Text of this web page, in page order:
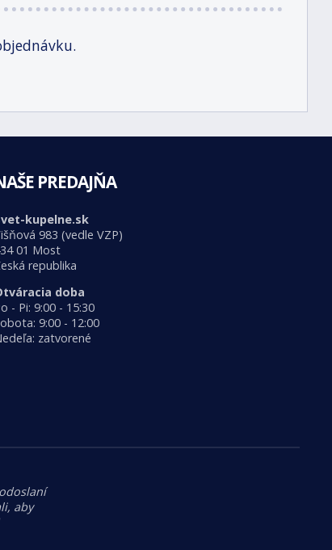
PREDAJŇA
kupelne.sk
983 (vedle VZP)
01 Most
republika
doba
- Pi: 9:00 - 15:30
9:00 - 12:00
zatvorené
aby